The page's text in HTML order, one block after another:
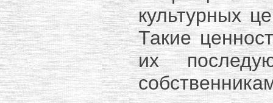
культурных
Такие
их